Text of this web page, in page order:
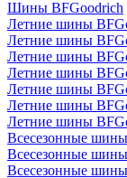
Шины BFGoodrich
Летние шины
Летние шины
Летние шины
Летние шины
Летние шины
Летние шины
Летние шины
Всесезонные
Всесезонные
Всесезонные